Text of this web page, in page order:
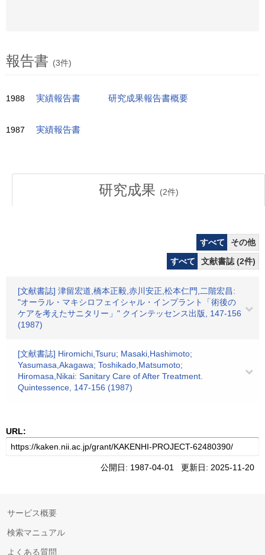
報告書 (3件)
1988 実績報告書 研究成果報告書概要
1987 実績報告書
研究成果 (2件)
すべて
その他
すべて
文献書誌 (2件)
[文献書誌] 津留宏道,橋本正毅,赤川安正,松本仁門,二階宏昌:
"オーラル・マキシロフェイシャル・インプラント「術後の
ケアを考えたサニタリー」" クインテッセンス出版, 147-156
(1987)
[文献書誌] Hiromichi,Tsuru; Masaki,Hashimoto;
Yasumasa,Akagawa; Toshikado,Matsumoto;
Hiromasa,Nikai: Sanitary Care of After Treatment.
Quintessence, 147-156 (1987)
URL:
公開日: 1987-04-01 更新日: 2025-11-20
サービス概要
検索マニュアル
よくある質問